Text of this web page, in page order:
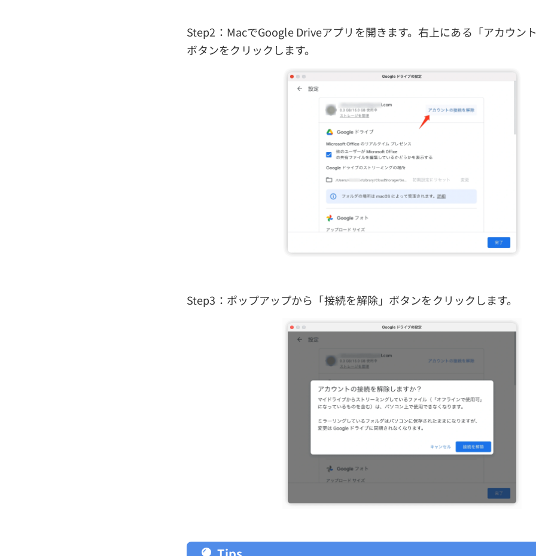
Step2：MacでGoogle Driveアプリを開きます。右上にある「アカウン
ボタンをクリックします。
Step3：ポップアップから「接続を解除」ボタンをクリックします。